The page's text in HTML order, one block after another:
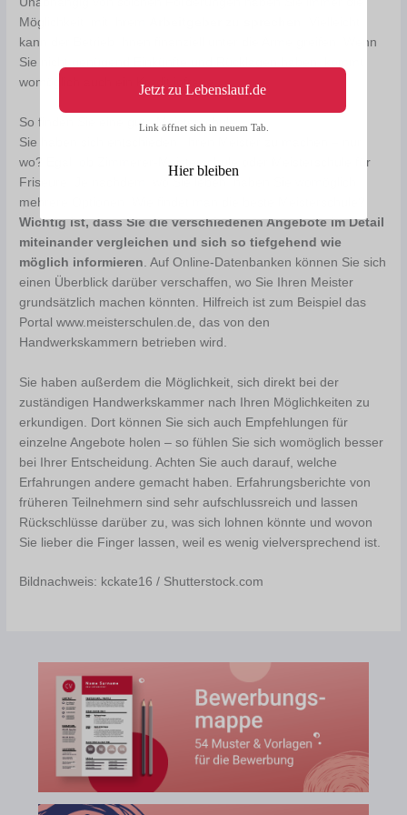
Möglichkeit, mit Ihrem
kann der Betrieb Ihnen finanziell unter die Arme greifen. Wenn
Sie nicht genügend Einkünfte und Rücklagen haben, kommt
womöglich auch ein Kredit infrage.
So finden Sie eine gute Meisterschule
Sie haben sich entschieden, Ihren Meister zu machen – nur
wo? Egal, ob Zimmerer-Meisterschule oder Meisterschule für
Friseure: Je nachdem, wo Sie leben, haben Sie womöglich
mehrere Optionen. Wie findet man die beste Meisterschule?
Wichtig ist, dass Sie die verschiedenen Angebote im Detail
miteinander vergleichen und sich so tiefgehend wie
möglich informieren . Auf Online-Datenbanken können Sie sich
einen Überblick darüber verschaffen, wo Sie Ihren Meister
grundsätzlich machen könnten. Hilfreich ist zum Beispiel das
Portal www.meisterschulen.de, das von den
Handwerkskammern betrieben wird.
Sie haben außerdem die Möglichkeit, sich direkt bei der
zuständigen Handwerkskammer nach Ihren Möglichkeiten zu
erkundigen. Dort können Sie sich auch Empfehlungen für
einzelne Angebote holen – so fühlen Sie sich womöglich besser
bei Ihrer Entscheidung. Achten Sie auch darauf, welche
Erfahrungen andere gemacht haben. Erfahrungsberichte von
früheren Teilnehmern sind sehr aufschlussreich und lassen
Rückschlüsse darüber zu, was sich lohnen könnte und wovon
Sie lieber die Finger lassen, weil es wenig vielversprechend ist.
Bildnachweis: kckate16 / Shutterstock.com
Link öffnet sich in neuem Tab.
Hier bleiben
Jetzt zu Lebenslauf.de